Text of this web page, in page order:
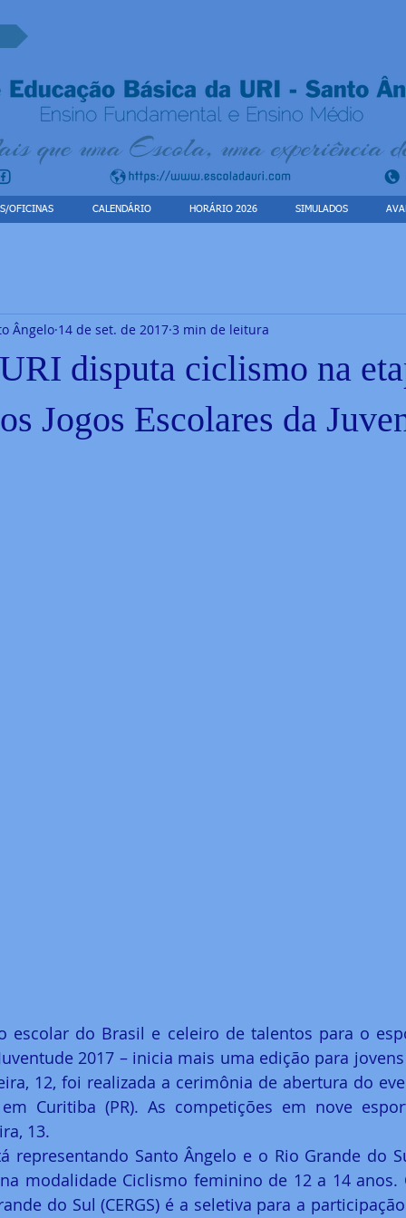
OFICINAS CALENDÁRIO HORÁRIO 2026 SIMULADOS
disputa ciclismo na
Jogos Escolares da
Ângelo 14 de set. de 2017 3 min de leitura
escolar do Brasil e celeiro de talentos para o
2017 – inicia mais uma edição para
12, foi realizada a cerimônia de abertura do
Curitiba (PR). As competições em nove
13.
representando Santo Ângelo e o Rio Grande do
modalidade Ciclismo feminino de 12 a 14 anos.
do Sul (CERGS) é a seletiva para a